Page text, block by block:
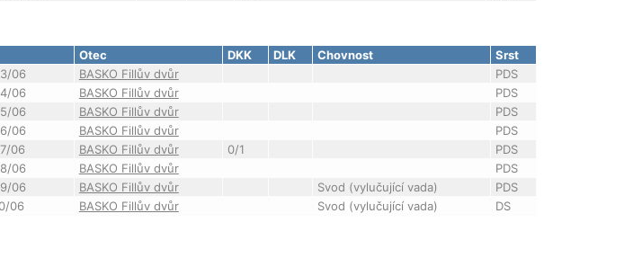
Otec DKK DLK Chovnost
Srst
06 BASKO Fillův dvůr
PDS
06 BASKO Fillův dvůr
PDS
06 BASKO Fillův dvůr
PDS
06 BASKO Fillův dvůr
PDS
06 BASKO Fillův dvůr 0/1
PDS
06 BASKO Fillův dvůr
PDS
06 BASKO Fillův dvůr Svod (vylučující vada)
PDS
06 BASKO Fillův dvůr Svod (vylučující vada) DS